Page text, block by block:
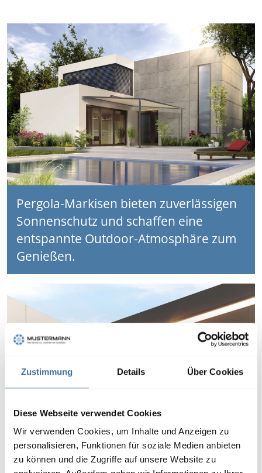
Zustimmung Details Über Cookies
Diese Webseite verwendet Cookies
Wir verwenden Cookies, um Inhalte und Anzeigen zu
personalisieren, Funktionen für soziale Medien anbieten
zu können und die Zugriffe auf unsere Website zu
Pergola-Markisen bieten zuverlässigen
Sonnenschutz und schaffen eine
entspannte Outdoor-Atmosphäre zum
Genießen.